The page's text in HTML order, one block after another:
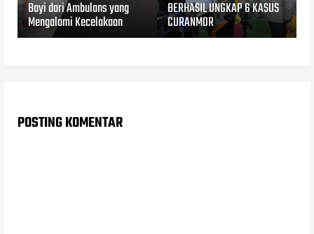
Bayi dari Ambulans yang
Mengalami Kecelakaan
BERHASIL UNGKAP 6 KASUS
CURANMOR
POSTING KOMENTAR